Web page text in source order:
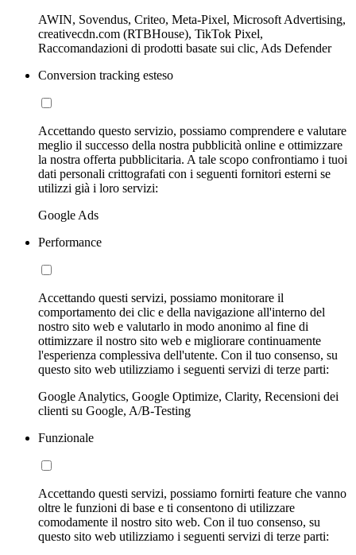
AWIN, Sovendus, Criteo, Meta-Pixel, Microsoft Advertising,
creativecdn.com (RTBHouse), TikTok Pixel,
Raccomandazioni di prodotti basate sui clic, Ads Defender
Conversion tracking esteso
Accettando questo servizio, possiamo comprendere e valutare
meglio il successo della nostra pubblicità online e ottimizzare
la nostra offerta pubblicitaria. A tale scopo confrontiamo i tuoi
dati personali crittografati con i seguenti fornitori esterni se
utilizzi già i loro servizi:
Google Ads
Performance
Accettando questi servizi, possiamo monitorare il
comportamento dei clic e della navigazione all'interno del
nostro sito web e valutarlo in modo anonimo al fine di
ottimizzare il nostro sito web e migliorare continuamente
l'esperienza complessiva dell'utente. Con il tuo consenso, su
questo sito web utilizziamo i seguenti servizi di terze parti:
Google Analytics, Google Optimize, Clarity, Recensioni dei
clienti su Google, A/B-Testing
Funzionale
Accettando questi servizi, possiamo fornirti feature che vanno
oltre le funzioni di base e ti consentono di utilizzare
comodamente il nostro sito web. Con il tuo consenso, su
questo sito web utilizziamo i seguenti servizi di terze parti: